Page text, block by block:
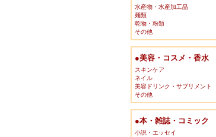
水産物・水産加工品
麺類
乾物・粉類
その他
●美容・コスメ・香水
スキンケア
ネイル
美容ドリンク・サプリメント
その他
●本・雑誌・コミック
小説・エッセイ